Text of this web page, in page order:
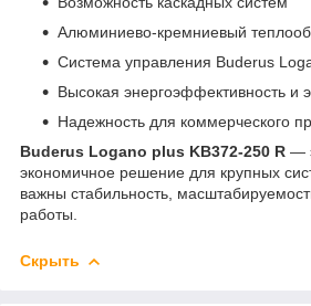
Алюминиево-кремниевый
Система управления Buderus
Высокая энергоэффективность и
Надежность для коммерческого
Buderus Logano plus KB372-250 R —
экономичное решение для крупных
важны стабильность,
работы.
Скрыть